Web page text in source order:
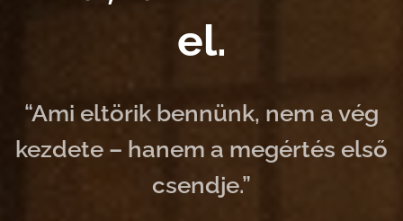
el.
“Ami eltörik bennünk, nem a vég
kezdete – hanem a megértés első
csendje.”